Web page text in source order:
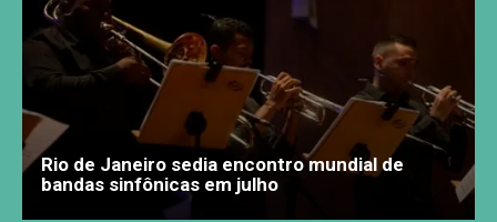
Rio de Janeiro sedia encontro mundial de
bandas sinfônicas em julho